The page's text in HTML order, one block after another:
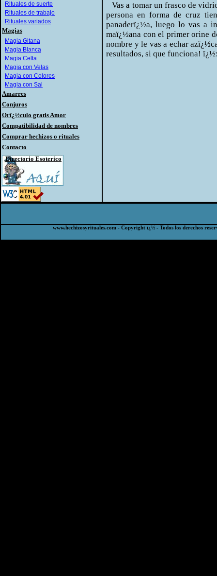
Rituales de suerte
Rituales de trabajo
Rituales variados
Magias
Magia Gitana
Magia Blanca
Magia Celta
Magia con Velas
Magia con Colores
Magia con Sal
Amarres
Conjuros
Orï¿½culo gratis Amor
Compatibilidad de nombres
Comprar hechizos o rituales
Contacto
Directorio Esoterico
Vas a tomar un frasco de
persona en forma de cruz
panaderï¿½a, luego lo vas a
maï¿½ana con el primer orine
nombre y le vas a echar
resultados, si que funciona!
www.hechizosyrituales.com - Copyright ï¿½ - Todos los derechos